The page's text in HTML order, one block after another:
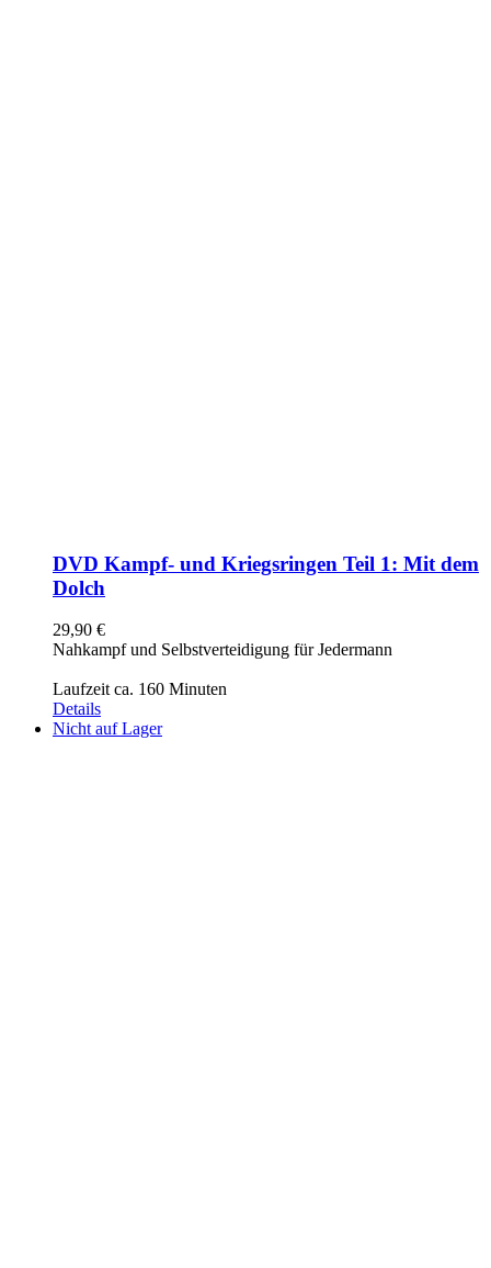
DVD Kampf- und Kriegsringen Teil 1: Mit dem
Dolch
29,90 €
Nahkampf und Selbstverteidigung für Jedermann
Laufzeit ca. 160 Minuten
Details
Nicht auf Lager